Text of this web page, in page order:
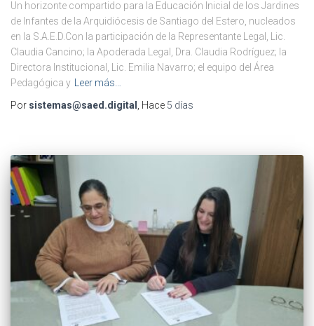
Un horizonte compartido para la Educación Inicial de los Jardines
de Infantes de la Arquidiócesis de Santiago del Estero, nucleados
en la S.A.E.D.Con la participación de la Representante Legal, Lic.
Claudia Cancino; la Apoderada Legal, Dra. Claudia Rodríguez; la
Directora Institucional, Lic. Emilia Navarro; el equipo del Área
Pedagógica y Leer más…
Por sistemas@saed.digital , Hace 5 días